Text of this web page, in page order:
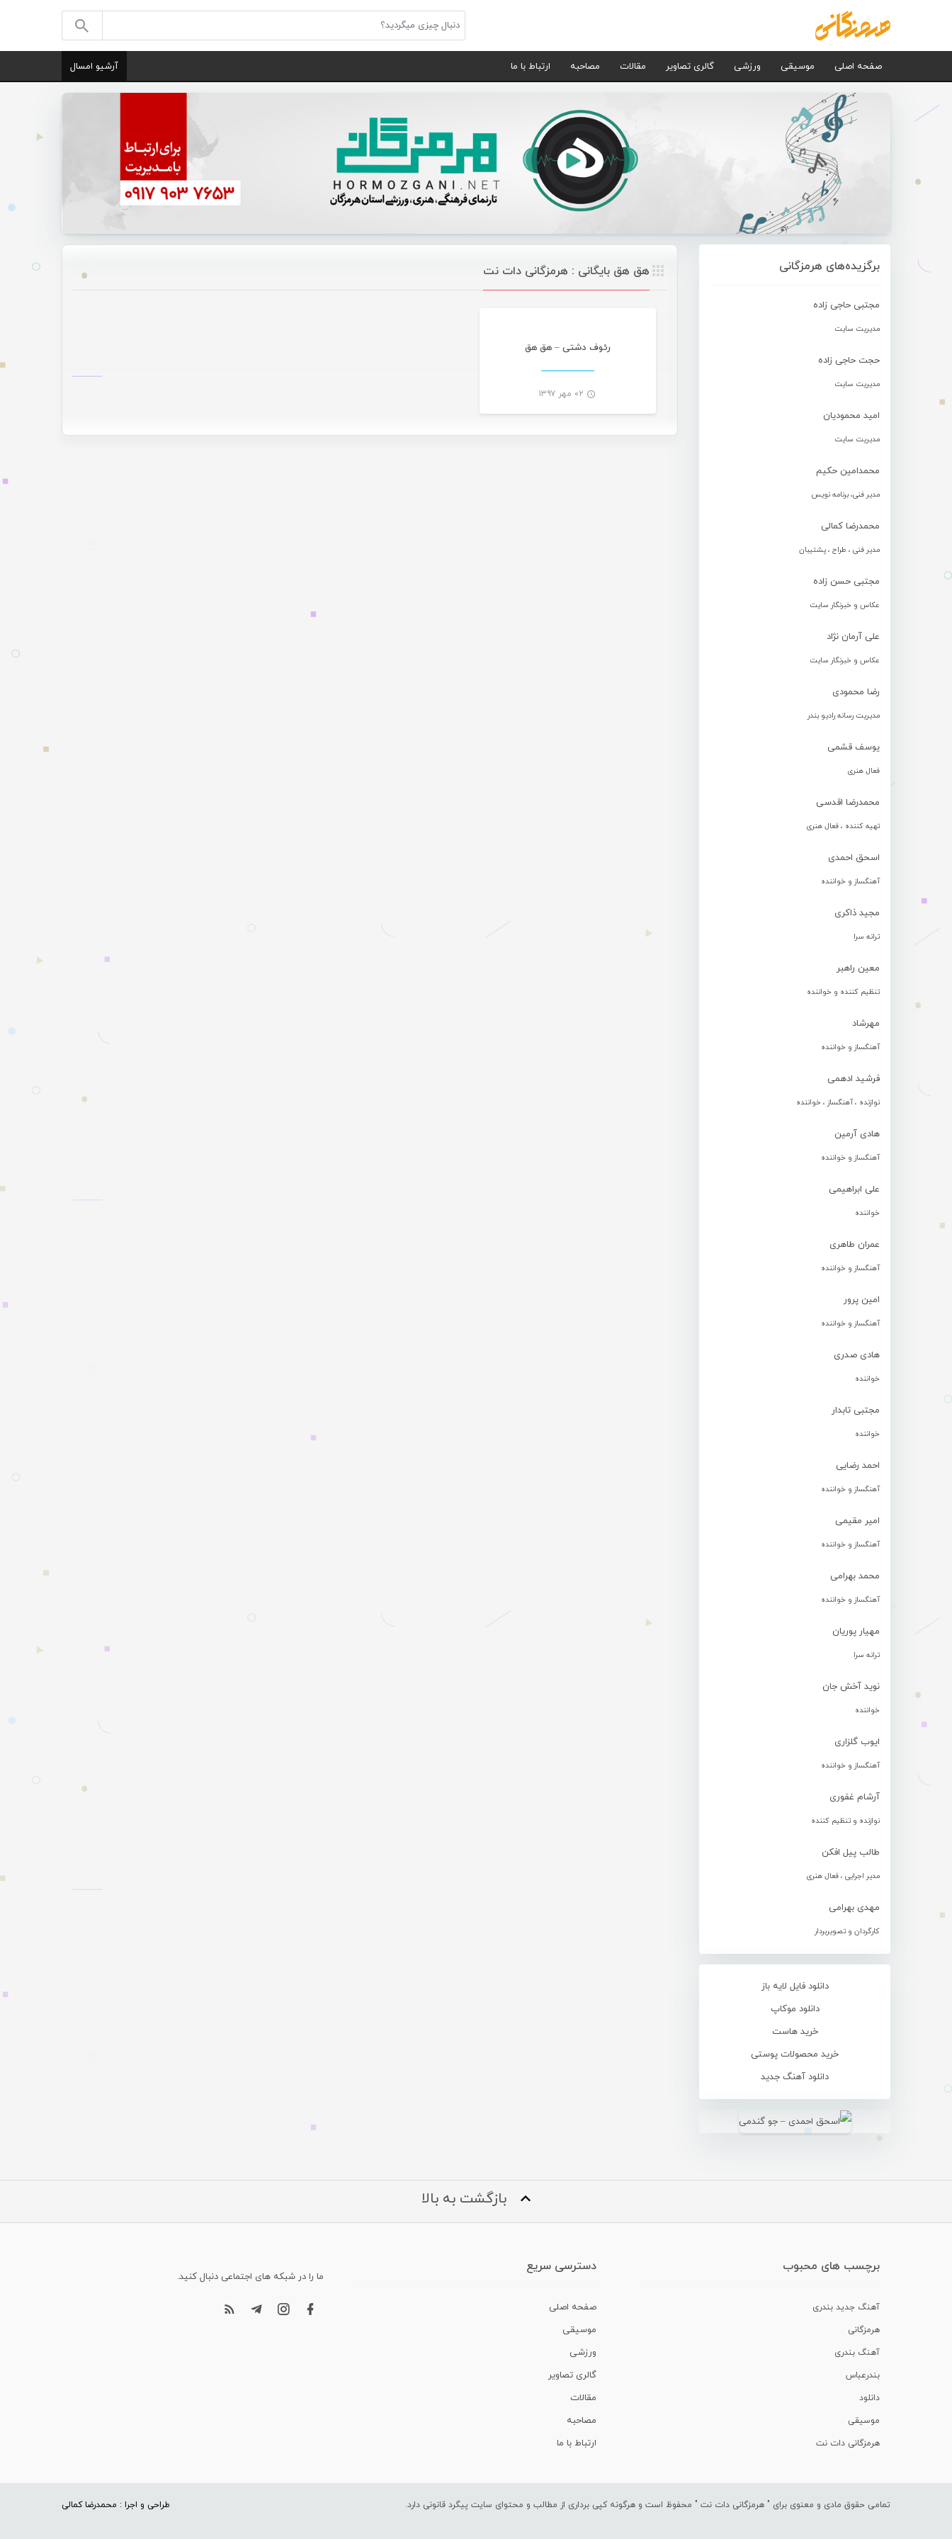
صفحه اصلی موسیقی ورزشی گالری تصاویر مقالات مصاحبه ارتباط با ما آرشیو امسال
برگزیده‌های هرمزگانی
مجتبی حاجی زاده
مدیریت سایت
حجت حاجی زاده
مدیریت سایت
امید محمودیان
مدیریت سایت
محمدامین حکیم
مدیر فنی، برنامه نویس
محمدرضا کمالی
مدیر فنی ، طراح ، پشتیبان
مجتبی حسن زاده
عکاس و خبرنگار سایت
علی آرمان نژاد
عکاس و خبرنگار سایت
رضا محمودی
مدیریت رسانه رادیو بندر
یوسف قشمی
فعال هنری
محمدرضا اقدسی
تهیه کننده ، فعال هنری
اسحق احمدی
آهنگساز و خواننده
مجید ذاکری
ترانه سرا
معین راهبر
تنظیم کننده و خواننده
مهرشاد
آهنگساز و خواننده
فرشید ادهمی
نوازنده ، آهنگساز ، خواننده
هادی آرمین
آهنگساز و خواننده
علی ابراهیمی
خواننده
عمران طاهری
آهنگساز و خواننده
امین پرور
آهنگساز و خواننده
هادی صدری
خواننده
مجتبی تابدار
خواننده
احمد رضایی
آهنگساز و خواننده
امیر مقیمی
آهنگساز و خواننده
محمد بهرامی
آهنگساز و خواننده
مهیار پوریان
ترانه سرا
نوید آخش جان
خواننده
ایوب گلزاری
آهنگساز و خواننده
آرشام غفوری
نوازنده و تنظیم کننده
طالب پیل افکن
مدیر اجرایی ، فعال هنری
مهدی بهرامی
کارگردان و تصویربردار
دانلود فایل لایه باز
دانلود موکاپ
خرید هاست
خرید محصولات پوستی
دانلود آهنگ جدید
هق هق بایگانی : هرمزگانی دات نت
رئوف دشتی – هق هق
۰۲ مهر ۱۳۹۷
بازگشت به بالا
برچسب های محبوب
آهنگ جدید بندری
هرمزگانی
آهنگ بندری
بندرعباس
دانلود
موسیقی
هرمزگانی دات نت
دسترسی سریع
صفحه اصلی
موسیقی
ورزشی
گالری تصاویر
مقالات
مصاحبه
ارتباط با ما
ما را در شبکه های اجتماعی دنبال کنید.
تمامی حقوق مادی و معنوی برای " هرمزگانی دات نت " محفوظ است و هرگونه کپی برداری از مطالب و محتوای سایت پیگرد قانونی دارد. طراحی و اجرا : محمدرضا کمالی